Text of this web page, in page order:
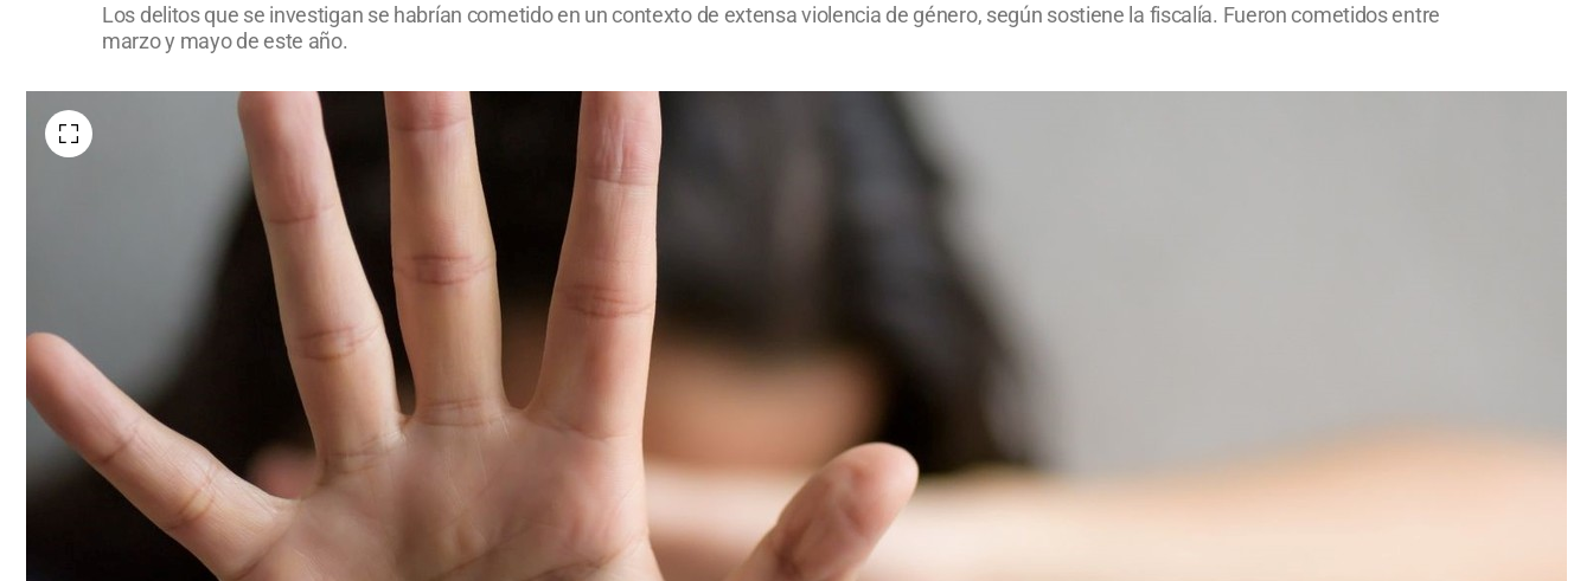
Los delitos que se investigan se habrían cometido en un contexto de extensa violencia de género, según sostiene la fiscalía. Fueron cometidos entre
marzo y mayo de este año.